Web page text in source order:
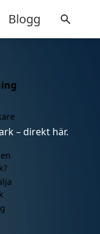
Blogg
– direkt här.